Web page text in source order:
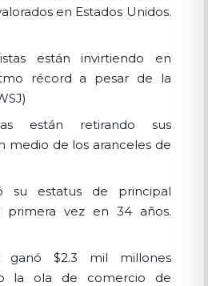
en Estados Unidos.
están invirtiendo en
récord a pesar de la
están retirando sus
medio de los aranceles de
su estatus de principal
primera vez en 34 años.
$2.3 mil millones
la ola de comercio de